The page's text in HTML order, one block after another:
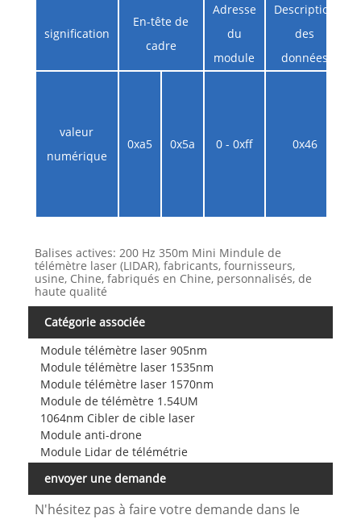
signification
En-tête de
cadre
Adresse
du
module
Description
des
données
valeur
numérique
0xa5 0x5a 0 - 0xff 0x46
Balises actives: 200 Hz 350m Mini Mindule de
télémètre laser (LIDAR), fabricants, fournisseurs,
usine, Chine, fabriqués en Chine, personnalisés, de
haute qualité
Catégorie associée
Module télémètre laser 905nm
Module télémètre laser 1535nm
Module télémètre laser 1570nm
Module de télémètre 1.54UM
1064nm Cibler de cible laser
Module anti-drone
Module Lidar de télémétrie
envoyer une demande
N'hésitez pas à faire votre demande dans le